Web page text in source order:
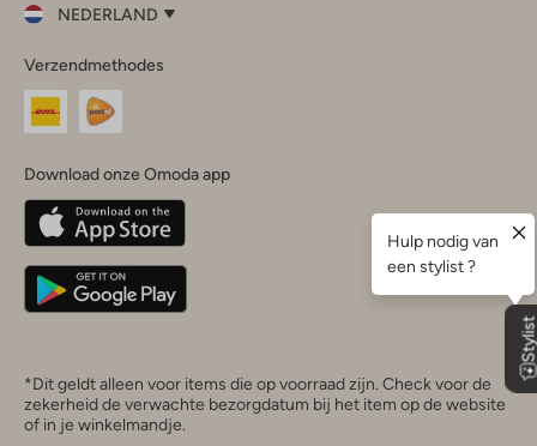
NEDERLAND
je
land
Nederland
Belgique(Français)
Deutschland
Verzendmethodes
Download onze Omoda app
*Dit geldt alleen voor items die op voorraad zijn. Check voor de
zekerheid de verwachte bezorgdatum bij het item op de website
of in je winkelmandje.